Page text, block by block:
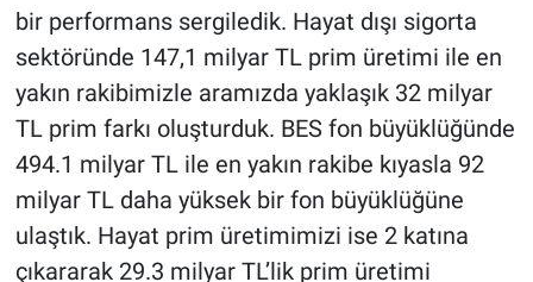
bir performans sergiledik. Hayat dışı sigorta
sektöründe 147,1 milyar TL prim üretimi ile en
yakın rakibimizle aramızda yaklaşık 32 milyar
TL prim farkı oluşturduk. BES fon büyüklüğünde
494.1 milyar TL ile en yakın rakibe kıyasla 92
milyar TL daha yüksek bir fon büyüklüğüne
ulaştık. Hayat prim üretimimizi ise 2 katına
çıkararak 29.3 milyar TL’lik prim üretimi